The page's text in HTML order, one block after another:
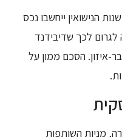
הנישואין ייחשבו נכס
לכך שדיבידנד
איזון. הסכם ממון על
מניות השותפות